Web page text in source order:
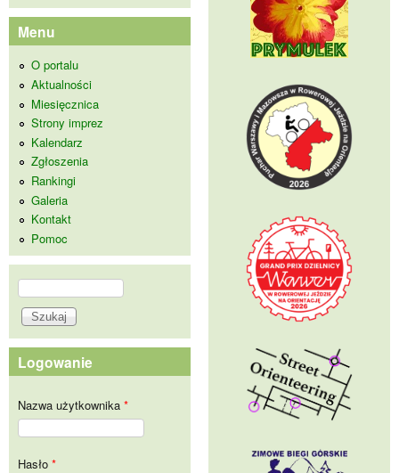
Menu
O portalu
Aktualności
Miesięcznica
Strony imprez
Kalendarz
Zgłoszenia
Rankingi
Galeria
Kontakt
Pomoc
Formularz wyszukiwania
Szukaj
Logowanie
Nazwa użytkownika *
Hasło *